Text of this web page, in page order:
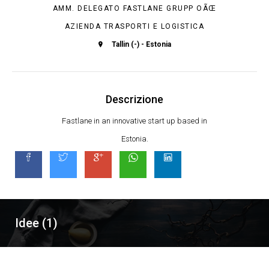
AMM. DELEGATO FASTLANE GRUPP OÃŒ
AZIENDA TRASPORTI E LOGISTICA
Tallin (-) - Estonia
Descrizione
Fastlane in an innovative start up based in
Estonia.
Idee (1)